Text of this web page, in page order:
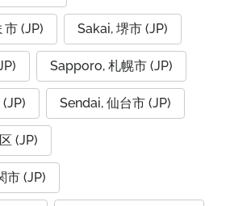
(JP) Sakai, 堺市 (JP)
Sapporo, 札幌市 (JP)
Sendai, 仙台市 (JP)
(JP)
市 (JP)